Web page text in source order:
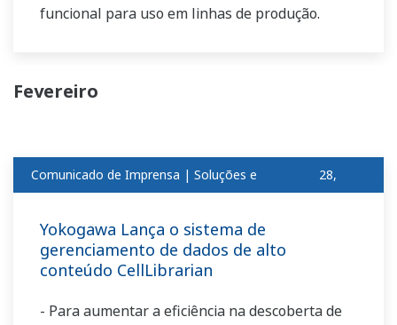
funcional para uso em linhas de produção.
Fevereiro
Comunicado de Imprensa | Soluções e 28,
Yokogawa Lança o sistema de
gerenciamento de dados de alto
conteúdo CellLibrarian
- Para aumentar a eficiência na descoberta de